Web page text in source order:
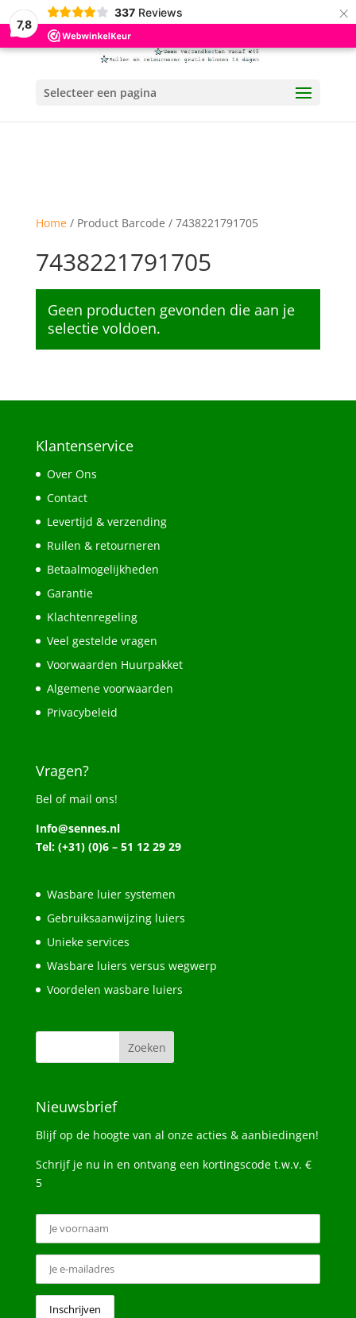
7,8
337 Reviews ×
Selecteer een pagina
Home/ Product Barcode / 7438221791705
7438221791705
Geen producten gevonden die aan je
selectie voldoen.
Klantenservice
Over Ons
Contact
Levertijd & verzending
Ruilen & retourneren
Betaalmogelijkheden
Garantie
Klachtenregeling
Veel gestelde vragen
Voorwaarden Huurpakket
Algemene voorwaarden
Privacybeleid
Vragen?
Bel of mail ons!
Info@sennes.nl
Tel: (+31) (0)6 – 51 12 29 29
Wasbare luier systemen
Gebruiksaanwijzing luiers
Unieke services
Wasbare luiers versus wegwerp
Voordelen wasbare luiers
Nieuwsbrief
Blijf op de hoogte van al onze acties & aanbiedingen!
Schrijf je nu in en ontvang een kortingscode t.w.v. €
5